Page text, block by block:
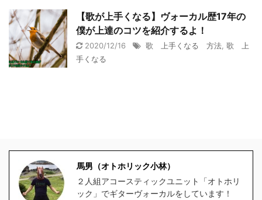
【歌が上手くなる】ヴォーカル歴17年の
僕が上達のコツを紹介するよ！
2020/12/16 歌 上手くなる 方法 歌 上
手くなる
馬男（オトホリック小林）
２人組アコースティックユニット「オトホリ
ック」でギターヴォーカルをしています！